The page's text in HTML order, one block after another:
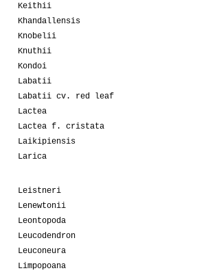
Keithii
Khandallensis
Knobelii
Knuthii
Kondoi
Labatii
Labatii cv. red leaf
Lactea
Lactea f. cristata
Laikipiensis
Larica
Leistneri
Lenewtonii
Leontopoda
Leucodendron
Leuconeura
Limpopoana